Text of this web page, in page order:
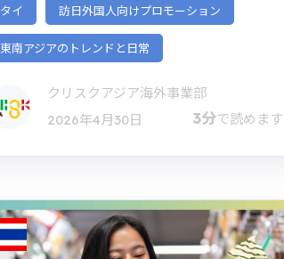
タイ 訪日外国人向けプロモーション
東南アジアのトレンドと日常
クリスクアジア海外事業部
2026年4月30日
3分で読めます